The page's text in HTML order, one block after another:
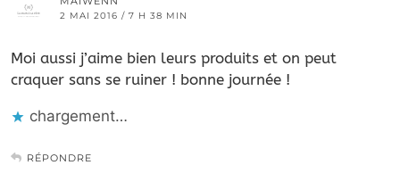
2 MAI 2016 / 7 H 38 MIN
Moi aussi j’aime bien leurs produits et on peut
craquer sans se ruiner ! bonne journée !
chargement…
RÉPONDRE